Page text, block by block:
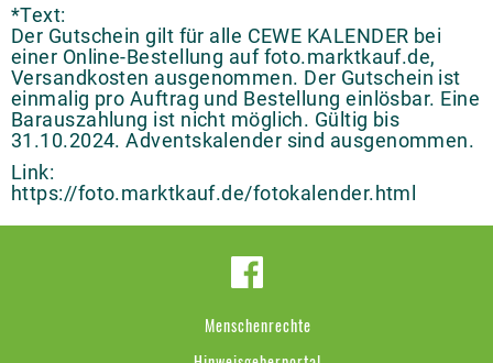
*Text:
Der Gutschein gilt für alle CEWE KALENDER bei
einer Online-Bestellung auf foto.marktkauf.de,
Versandkosten ausgenommen. Der Gutschein ist
einmalig pro Auftrag und Bestellung einlösbar. Eine
Barauszahlung ist nicht möglich. Gültig bis
31.10.2024. Adventskalender sind ausgenommen.
Link:
https://foto.marktkauf.de/fotokalender.html
Menschenrechte